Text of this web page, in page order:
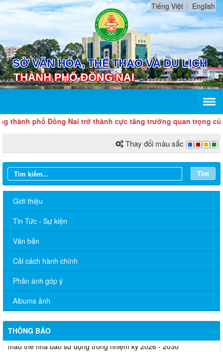
Tiếng Việt English
thành phố Đồng Nai trở thành cực tăng trưởng quan trọng
Thay đổi màu sắc
Tìm
Giới thiệu
Tin Tức - Sự kiện
Văn bản
Cải cách hành chính
Phản ánh góp ý
Albums ảnh
THÔNG BÁO
Tăng cường công tác quản lý hoạt động của tạp chí trực thuộc
Quyết định thu hồi Giấy phép kinh doanh dịch vụ lữ hành nội
Bộ Văn hóa, Thể thao và Du lịch ban hành Quyết định công bố
mẫu thẻ nhà báo sử dụng trong nhiệm kỳ 2026 - 2030